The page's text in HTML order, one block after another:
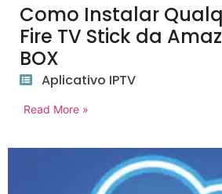
Como Instalar
Fire TV Stick da
BOX
Aplicativo IPTV
Read More »